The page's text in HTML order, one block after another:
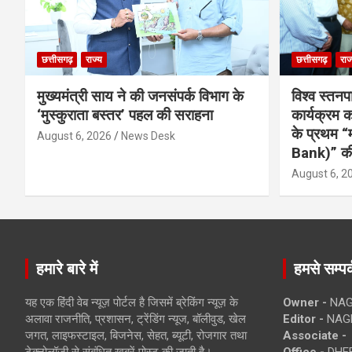
छत्तीसगढ़ राज्य
मुख्यमंत्री साय ने की जनसंपर्क विभाग के
‘मुस्कुराता बस्तर’ पहल की सराहना
August 6, 2026 News Desk
छत्तीसगढ़
विश्व
कार्यक्रम
के प्रथम
Bank)”
August 6,
हमारे बारे में
यह एक हिंदी वेब न्यूज़ पोर्टल है जिसमें ब्रेकिंग न्यूज़ के
अलावा राजनीति, प्रशासन, ट्रेंडिंग न्यूज, बॉलीवुड, खेल
जगत, लाइफस्टाइल, बिजनेस, सेहत, ब्यूटी, रोजगार तथा
हमसे
Owner -
Editor -
Associate -